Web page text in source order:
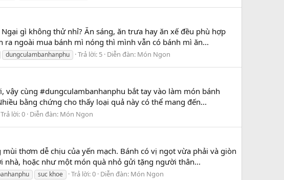
gì không thử nhỉ? Ăn sáng, ăn trưa hay ăn xế đều phù hợp
ngoài mua bánh mì nóng thì mình vẫn có bánh mì ăn...
dungculambanhanphu Trả lời: 5 Diễn đàn: Món Ngon
cùng #dungculambanhanphu bắt tay vào làm món bánh
bằng chứng cho thấy loại quả này có thể mang đến...
Trả lời: 0 Diễn đàn: Món Ngon
thơm dễ chịu của yến mạch. Bánh có vị ngọt vừa phải và giòn
nhà, hoặc như một món quà nhỏ gửi tặng người thân...
suc khoe Trả lời: 0 Diễn đàn: Món Ngon